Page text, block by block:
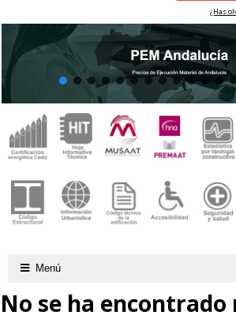
¿Has
Menú
No se ha encontrado